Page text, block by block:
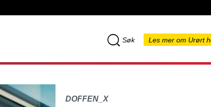
Søk Les mer om Urørt
DOFFEN_X